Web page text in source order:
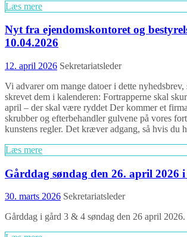
Læs mere
Nyt fra ejendomskontoret og
10.04.2026
12. april 2026 Sekretariatsleder
Vi advarer om mange datoer i dette nyhedsbrev,
skrevet dem i kalenderen: Fortrapperne skal
april – der skal være ryddet Der kommer et
skrubber og efterbehandler gulvene på vores
kunstens regler. Det kræver adgang, så hvis du
Læs mere
Gårddag søndag den 26. april 2026
30. marts 2026 Sekretariatsleder
Gårddag i gård 3 & 4 søndag den 26 april